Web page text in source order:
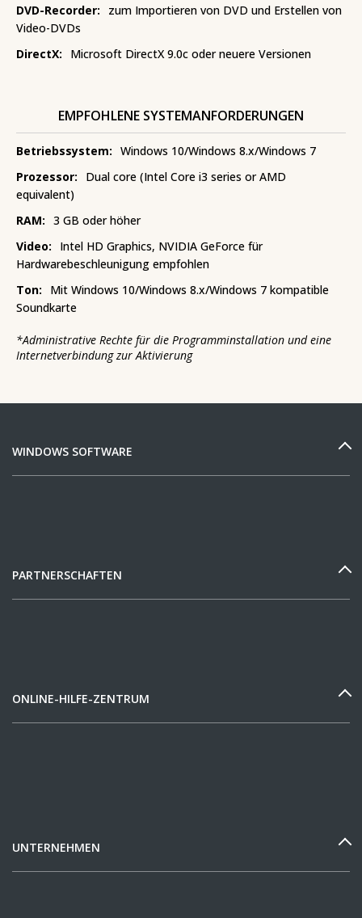
DVD-Recorder:
zum Importieren von DVD und Erstellen von
Video-DVDs
DirectX:
Microsoft DirectX 9.0c oder neuere Versionen
EMPFOHLENE SYSTEMANFORDERUNGEN
Betriebssystem: Windows 10/Windows 8.x/Windows 7
Prozessor:
Dual core (Intel Core i3 series or AMD
equivalent)
RAM: 3 GB oder höher
Video:
Intel HD Graphics, NVIDIA GeForce für
Hardwarebeschleunigung empfohlen
Ton:
Mit Windows 10/Windows 8.x/Windows 7 kompatible
Soundkarte
*Administrative Rechte für die Programminstallation und eine
Internetverbindung zur Aktivierung
WINDOWS SOFTWARE
PARTNERSCHAFTEN
ONLINE-HILFE-ZENTRUM
UNTERNEHMEN